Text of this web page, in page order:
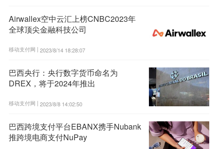
Airwallex空中云汇上榜CNBC2023年
全球顶尖金融科技公司
移动支付网 | 2023/8/14 18:28:07
巴西央行：央行数字货币命名为
DREX，将于2024年推出
移动支付网 | 2023/8/8 14:02:50
巴西跨境支付平台EBANX携手Nubank
推跨境电商支付NuPay